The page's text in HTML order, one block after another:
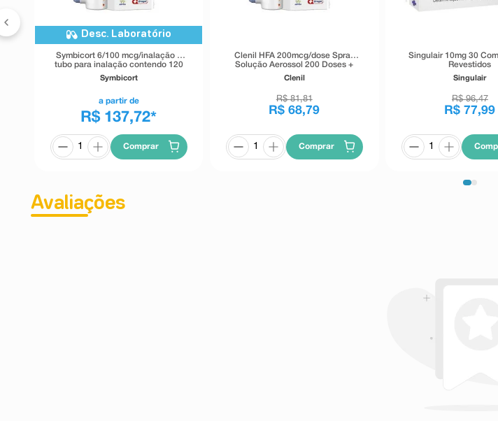
Desc. Laboratório
Symbicort 6/100 mcg/inalação 1
tubo para inalação contendo 120
doses
Symbicort
a partir de
R$ 137,72*
Comprar
Clenil HFA 200mcg/dose Spray
Solução Aerossol 200 Doses +
Inalador
Clenil
R$ 81,81
R$ 68,79
Comprar
Singulair 10mg 30
Revestidos
Singulair
R$ 96,47
R$ 77,99
Avaliações